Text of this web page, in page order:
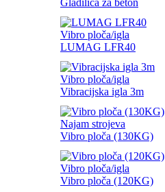
Vibro ploča/igla
LUMAG LFR40
Vibro ploča/igla
Vibracijska igla 3m
Najam strojeva
Vibro ploča (130KG)
Vibro ploča/igla
Vibro ploča (120KG)